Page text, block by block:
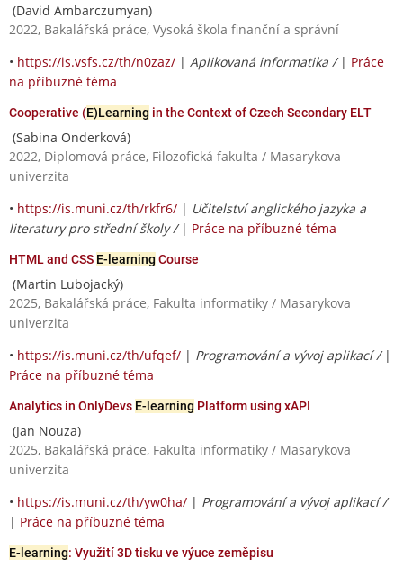
(David Ambarczumyan)
2022, Bakalářská práce, Vysoká škola finanční a správní
• https://is.vsfs.cz/th/n0zaz/ | Aplikovaná informatika / | Práce
na příbuzné téma
Cooperative (E)Learning in the Context of Czech Secondary ELT
(Sabina Onderková)
2022, Diplomová práce, Filozofická fakulta / Masarykova
univerzita
• https://is.muni.cz/th/rkfr6/ | Učitelství anglického jazyka a
literatury pro střední školy / | Práce na příbuzné téma
HTML and CSS E-learning Course
(Martin Lubojacký)
2025, Bakalářská práce, Fakulta informatiky / Masarykova
univerzita
• https://is.muni.cz/th/ufqef/ | Programování a vývoj aplikací / |
Práce na příbuzné téma
Analytics in OnlyDevs E-learning Platform using xAPI
(Jan Nouza)
2025, Bakalářská práce, Fakulta informatiky / Masarykova
univerzita
• https://is.muni.cz/th/yw0ha/ | Programování a vývoj aplikací /
| Práce na příbuzné téma
E-learning: Využití 3D tisku ve výuce zeměpisu